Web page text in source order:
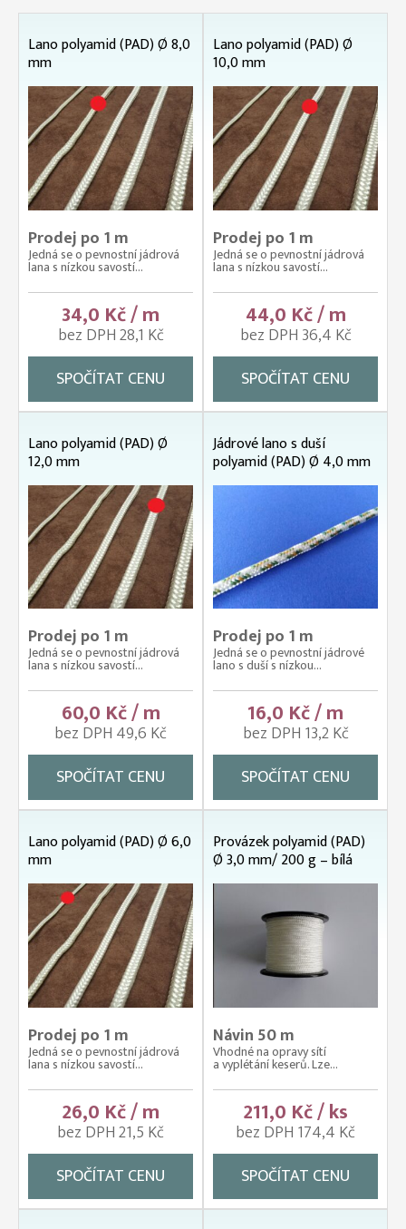
Lano polyamid (PAD) Ø 8,0
mm
Prodej po 1 m
Jedná se o pevnostní jádrová
lana s nízkou savostí...
34,0 Kč / m
bez DPH 28,1 Kč
SPOČÍTAT CENU
Lano polyamid (PAD) Ø
10,0 mm
Prodej po 1 m
Jedná se o pevnostní jádrová
lana s nízkou savostí...
44,0 Kč / m
bez DPH 36,4 Kč
SPOČÍTAT CENU
Lano polyamid (PAD) Ø
12,0 mm
Prodej po 1 m
Jedná se o pevnostní jádrová
lana s nízkou savostí...
60,0 Kč / m
bez DPH 49,6 Kč
SPOČÍTAT CENU
Jádrové lano s duší
polyamid (PAD) Ø 4,0 mm
Prodej po 1 m
Jedná se o pevnostní jádrové
lano s duší s nízkou...
16,0 Kč / m
bez DPH 13,2 Kč
SPOČÍTAT CENU
Lano polyamid (PAD) Ø 6,0
mm
Prodej po 1 m
Jedná se o pevnostní jádrová
lana s nízkou savostí...
26,0 Kč / m
bez DPH 21,5 Kč
SPOČÍTAT CENU
Provázek polyamid (PAD)
Ø 3,0 mm/ 200 g – bílá
Návin 50 m
Vhodné na opravy sítí
a vyplétání keserů. Lze...
211,0 Kč / ks
bez DPH 174,4 Kč
SPOČÍTAT CENU